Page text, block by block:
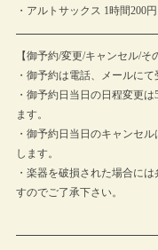
・アルトサックス 1時間200円
【御予約/変更/キャンセル/そ
・御予約は電話、メールにて
・御予約日当日の日程変更
ます。
・御予約日当日のキャンセ
します。
・楽器を破損された場合に
すのでご了承下さい。